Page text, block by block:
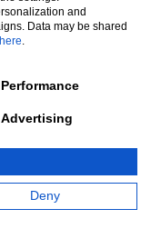
Style & Aerodynamik
. Versandkostenfrei
and
Data may be shared
here.
Performance
Advertising
Deny